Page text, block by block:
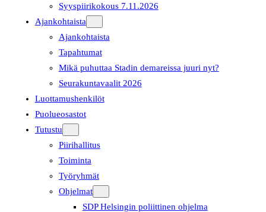
Syyspiirikokous 7.11.2026
Ajankohtaista
Ajankohtaista
Tapahtumat
Mikä puhuttaa Stadin demareissa juuri nyt?
Seurakuntavaalit 2026
Luottamushenkilöt
Puolueosastot
Tutustu
Piirihallitus
Toiminta
Työryhmät
Ohjelmat
SDP Helsingin poliittinen ohjelma